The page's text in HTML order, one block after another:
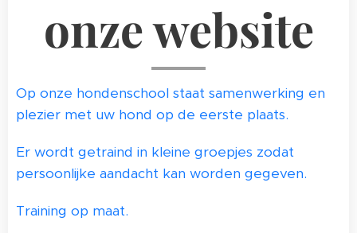
onze website
Op onze hondenschool staat samenwerking en
plezier met uw hond op de eerste plaats.
Er wordt getraind in kleine groepjes zodat
persoonlijke aandacht kan worden gegeven.
Training op maat.